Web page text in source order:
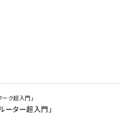
ク超入門」
ーター超入門」